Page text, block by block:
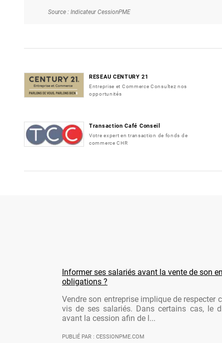
Source : Indicateur CessionPME
RESEAU CENTURY 21
Entreprise et Commerce Consultez nos
opportunités
Transaction Café Conseil
Votre expert en transaction de fonds de
commerce CHR
Informer ses salariés avant la vente de son
obligations ?
Vendre son entreprise implique de respecter
vis de ses salariés. Dans certains cas, le
avant la cession afin de l...
PUBLIÉ PAR : CESSIONPME.COM